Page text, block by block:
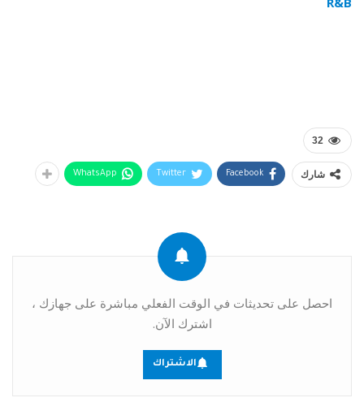
32
شارك Facebook
Twitter
WhatsApp
احصل على تحديثات في الوقت الفعلي مباشرة على جهازك ،
اشترك الآن.
الاشتراك